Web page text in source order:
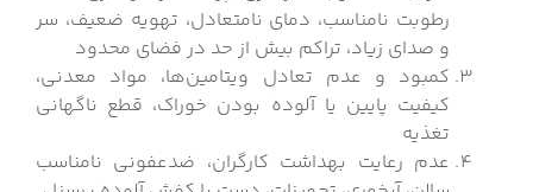
رطوبت نامناسب، دمای نامتعادل، تهویه ضعیف، سر
و صدای زیاد، تراکم بیش از حد در فضای محدود
کمبود و عدم تعادل ویتامین‌ها، مواد معدنی،
کیفیت پایین یا آلوده بودن خوراک، قطع ناگهانی
تغذیه
عدم رعایت بهداشت کارگران، ضدعفونی نامناسب